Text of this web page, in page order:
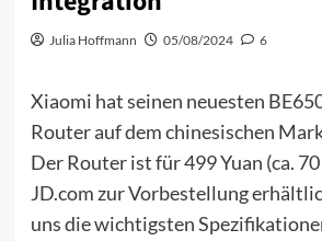
Julia Hoffmann 05/08/2024 6
Xiaomi hat seinen neuesten
Router auf dem chinesischen
Der Router ist für 499 Yuan (ca.
JD.com zur Vorbestellung
uns die wichtigsten